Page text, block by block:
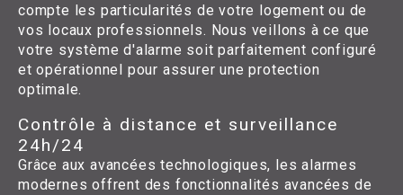
compte les particularités de votre logement ou de
vos locaux professionnels. Nous veillons à ce que
votre système d'alarme soit parfaitement configuré
et opérationnel pour assurer une protection
optimale.
Contrôle à distance et surveillance
24h/24
Grâce aux avancées technologiques, les alarmes
modernes offrent des fonctionnalités avancées de